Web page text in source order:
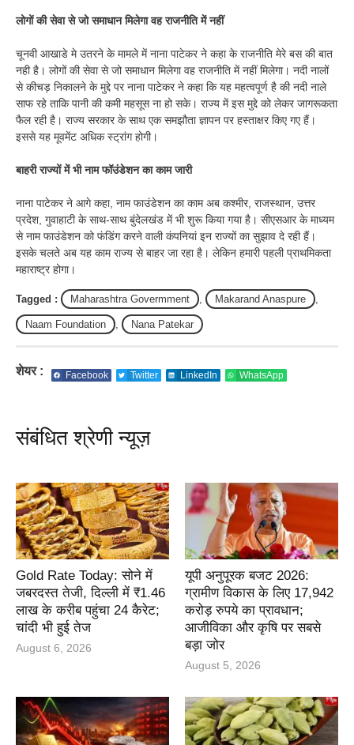
लोगों की सेवा से जो समाधान मिलेगा वह राजनीति में नहीं
चूनवी आखाडे मे उतरने के मामले में नाना पाटेकर ने कहा के राजनीति मेरे बस की बात
नही है। लोगों की सेवा से जो समाधान मिलेगा वह राजनीति में नहीं मिलेगा। नदी नालों
से कीचड़ निकालने के मुद्दे पर नाना पाटेकर ने कहा कि यह महत्वपूर्ण है की नदी नाले
साफ रहे ताकि पानी की कमी महसूस ना हो सके। राज्य में इस मुद्दे को लेकर जागरूकता
फैल रही है। राज्य सरकार के साथ एक समझौता ज्ञापन पर हस्ताक्षर किए गए हैं।
इससे यह मूवमेंट अधिक स्ट्रांग होगी।
बाहरी राज्यों में भी नाम फॉउंडेशन का काम जारी
नाना पाटेकर ने आगे कहा, नाम फाउंडेशन का काम अब कश्मीर, राजस्थान, उत्तर
प्रदेश, गुवाहाटी के साथ-साथ बुंदेलखंड में भी शुरू किया गया है। सीएसआर के माध्यम
से नाम फाउंडेशन को फंडिंग करने वाली कंपनियां इन राज्यों का सुझाव दे रही हैं।
इसके चलते अब यह काम राज्य से बाहर जा रहा है। लेकिन हमारी पहली प्राथमिकता
महाराष्ट्र होगा।
Tagged : Maharashtra Govermment Makarand Anaspure
Naam Foundation Nana Patekar
शेयर : Facebook Twitter LinkedIn WhatsApp
संबंधित श्रेणी न्यूज़
Gold Rate Today: सोने में
जबरदस्त तेजी, दिल्ली में ₹1.46
लाख के करीब पहुंचा 24 कैरेट;
चांदी भी हुई तेज
August 6, 2026
यूपी अनुपूरक बजट 2026:
ग्रामीण विकास के लिए 17,942
करोड़ रुपये का प्रावधान;
आजीविका और कृषि पर सबसे
बड़ा जोर
August 5, 2026